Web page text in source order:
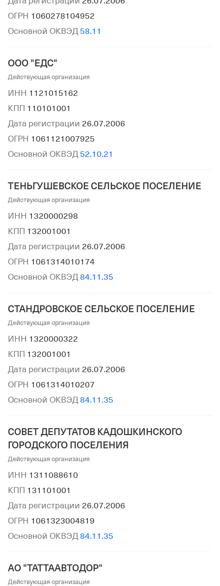
ОГРН 1060278104952
Основной ОКВЭД 58.11
ООО "ЕДС"
Действующая организация
ИНН 1121015162
КПП 110101001
Дата регистрации 26.07.2006
ОГРН 1061121007925
Основной ОКВЭД 52.10.21
ТЕНЬГУШЕВСКОЕ СЕЛЬСКОЕ ПОСЕЛЕНИЕ
Действующая организация
ИНН 1320000298
КПП 132001001
Дата регистрации 26.07.2006
ОГРН 1061314010174
Основной ОКВЭД 84.11.35
СТАНДРОВСКОЕ СЕЛЬСКОЕ ПОСЕЛЕНИЕ
Действующая организация
ИНН 1320000322
КПП 132001001
Дата регистрации 26.07.2006
ОГРН 1061314010207
Основной ОКВЭД 84.11.35
СОВЕТ ДЕПУТАТОВ КАДОШКИНСКОГО
ГОРОДСКОГО ПОСЕЛЕНИЯ
Действующая организация
ИНН 1311088610
КПП 131101001
Дата регистрации 26.07.2006
ОГРН 1061323004819
Основной ОКВЭД 84.11.35
АО "ТАТТААВТОДОР"
Действующая организация